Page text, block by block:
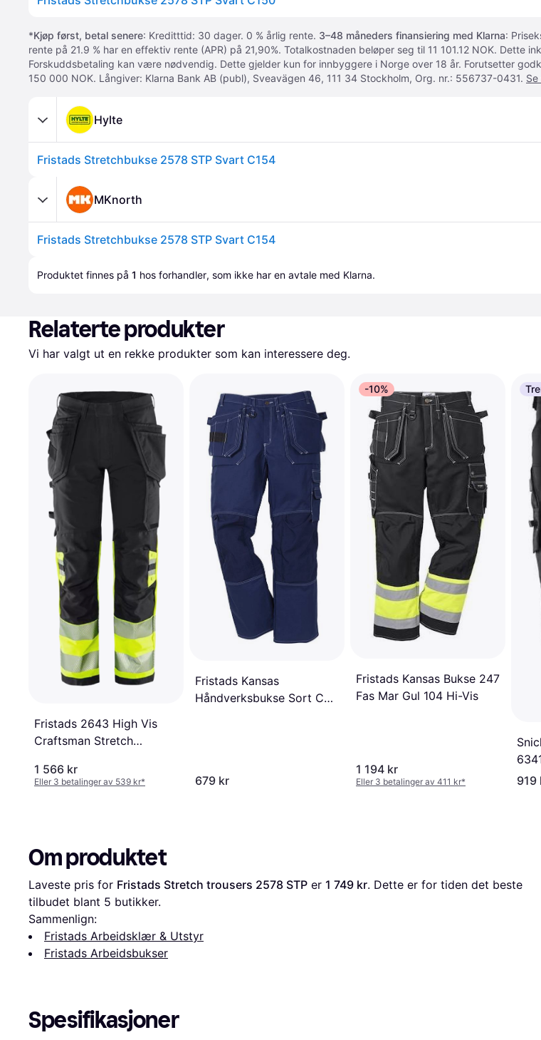
*Kjøp først, betal senere: Kreditttid: 30 dager. 0 % årlig rente. 3–48 måneders finansiering med Klarna:
rente på 21.9 % har en effektiv rente (APR) på 21,90%. Totalkostnaden beløper seg til 11 101.12 NOK. Dette
Forskuddsbetaling kan være nødvendig. Dette gjelder kun for innbyggere i Norge over 18 år. Forutsetter
150 000 NOK. Långiver: Klarna Bank AB (publ), Sveavägen 46, 111 34 Stockholm, Org. nr.: 556737-0431.
Hylte
Fristads Stretchbukse 2578 STP Svart C154
MKnorth
Fristads Stretchbukse 2578 STP Svart C154
Produktet finnes på 1 hos forhandler, som ikke har en avtale med Klarna.
Relaterte produkter
Vi har valgt ut en rekke produkter som kan interessere deg.
Fristads 2643 High Vis
Craftsman Stretch
1 566 kr
Eller 3 betalinger av 539 kr*
Fristads Kansas
Håndverksbukse Sort C54
679 kr
-10%
Fristads Kansas Bukse 247
Fas Mar Gul 104 Hi-Vis
1 194 kr
Eller 3 betalinger av 411 kr* 919
Om produktet
Laveste pris for Fristads Stretch trousers 2578 STP er 1 749 kr. Dette er for tiden det beste
tilbudet blant 5 butikker.
Sammenlign:
Fristads Arbeidsklær & Utstyr
Fristads Arbeidsbukser
Spesifikasjoner